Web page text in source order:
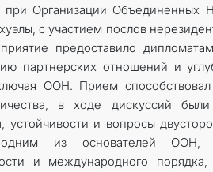
при Организации Объединенных
с участием послов
предоставило
партнерских отношений и
ООН. Прием
в ходе дискуссий
устойчивости и вопросы
одним из основателей
и международного